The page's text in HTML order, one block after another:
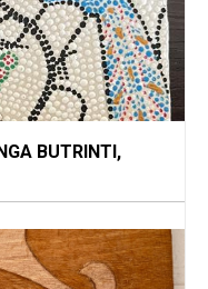
BUTRINTI,